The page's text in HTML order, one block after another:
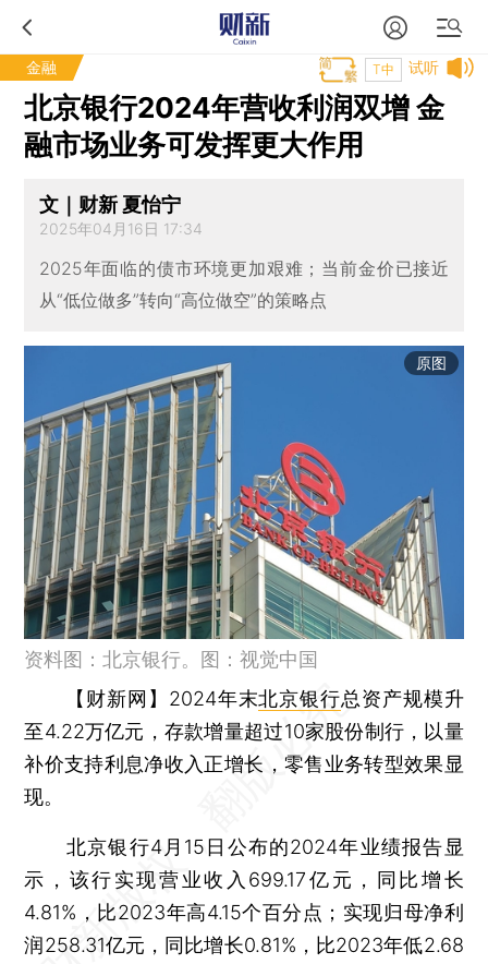
金融 试听
T中
北京银行2024年营收利润双增 金
融市场业务可发挥更大作用
文｜财新 夏怡宁
2025年04月16日 17:34
2025年面临的债市环境更加艰难；当前金价已接近
从“低位做多”转向“高位做空”的策略点
原图
资料图：北京银行。图：视觉中国
【财新网】 2024年末北京银行总资产规模升
至4.22万亿元，存款增量超过10家股份制行，以量
补价支持利息净收入正增长，零售业务转型效果显
现。
北京银行4月15日公布的2024年业绩报告显
示，该行实现营业收入699.17亿元，同比增长
4.81%，比2023年高4.15个百分点；实现归母净利
润258.31亿元，同比增长0.81%，比2023年低2.68